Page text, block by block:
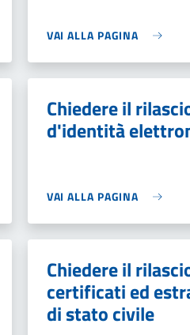
VAI ALLA PAGINA
Chiedere il
d'identità
VAI ALLA PAGINA
Chiedere il
certificati ed
di stato civile